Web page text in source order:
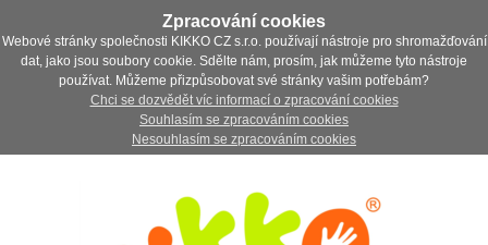
Zpracování cookies
Webové stránky společnosti KIKKO CZ s.r.o. používají nástroje pro shromažďování
dat, jako jsou soubory cookie. Sdělte nám, prosím, jak můžeme tyto nástroje
používat. Můžeme přizpůsobovat své stránky vašim potřebám?
Chci se dozvědět víc informací o zpracování cookies
Souhlasím se zpracováním cookies
Nesouhlasím se zpracováním cookies